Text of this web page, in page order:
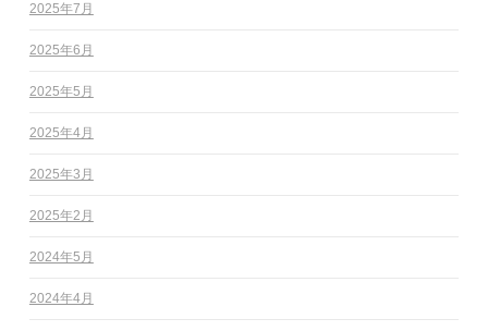
2025年7月
2025年6月
2025年5月
2025年4月
2025年3月
2025年2月
2024年5月
2024年4月